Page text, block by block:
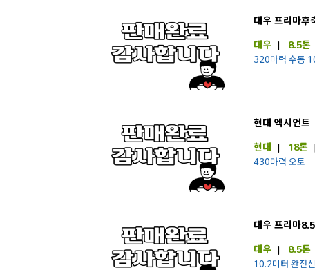
대우 프리마후
대우| 8.5톤
320마력 수동
현대 엑시언트
현대 | 18톤
430마력 오토
대우 프리마
대우| 8.5톤
10.2미터 완전